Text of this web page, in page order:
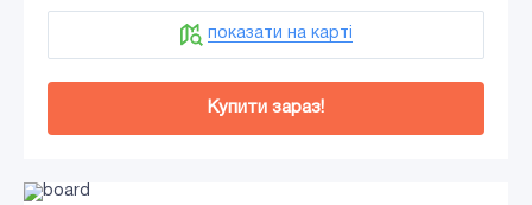
показати на карті
Купити зараз!